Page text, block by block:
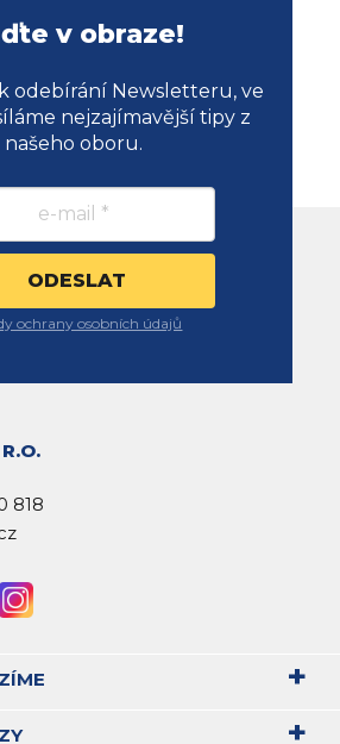
v obraze!
odebírání Newsletteru, ve
nejzajímavější tipy z
našeho oboru.
ochrany osobních údajů
818